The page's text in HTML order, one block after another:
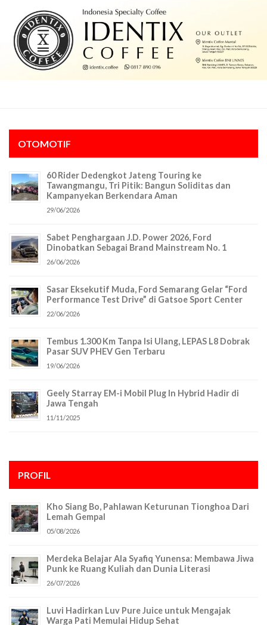
OTOMOTIF
60 Rider Dedengkot Jateng Touring ke
Tawangmangu, Tri Pitik: Bangun Soliditas dan
Kampanyekan Berkendara Aman
29/06/2026
Sabet Penghargaan J.D. Power 2026, Ford
Dinobatkan Sebagai Brand Mainstream No. 1
26/06/2026
Sasar Eksekutif Muda, Ford Semarang Gelar “Ford
Performance Test Drive” di Gatsoe Sport Center
22/06/2026
Tembus 1.300 Km Tanpa Isi Ulang, LEPAS L8 Dobrak
Pasar SUV PHEV Gen Terbaru
19/06/2026
Geely Starray EM-i Mobil Plug In Hybrid Hadir di
Jawa Tengah
11/11/2025
PROFIL
Kho Siang Bo, Pahlawan Keturunan Tionghoa Dari
Lemah Gempal
05/08/2026
Merdeka Belajar Ala Syafiq Yunensa: Membawa Jiwa
Punk ke Ruang Kuliah dan Dunia Literasi
26/07/2026
Luvi Hadirkan Luv Pure Juice untuk Mengajak
Warga Pati Memulai Hidup Sehat